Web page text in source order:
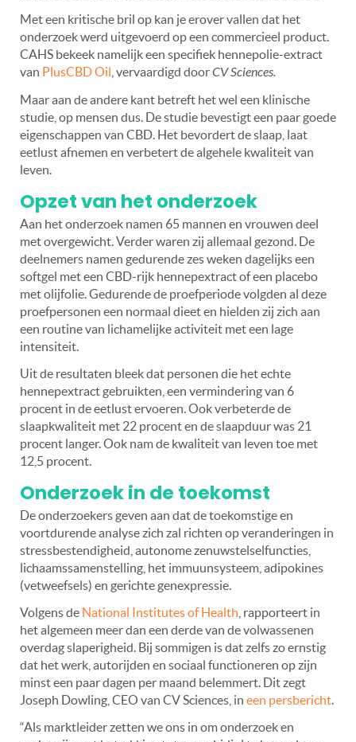
Met een kritische bril op kan je erover vallen dat het
onderzoek werd uitgevoerd op een commercieel product.
CAHS bekeek namelijkeen specifiek hennepolie-extract
van PlusCBD Oil vervaardigd doorCV Sciences.
Maar aan de andere kant betreft het wel een klinische
studie, op mensen dus. De studie bevestigt een paar goede
eigenschappen van CBD. Het bevordert de slaap, laat
eetlust afnemen en verbetert de algehele kwaliteit van
leven.
Opzet van het onderzoek
Aan het onderzoek namen 65 mannen en vrouwen deel
met overgewicht. Verder waren zij allemaal gezond. De
deelnemers namen gedurende zes weken dagelijks een
softgel met een CBD-rijk hennepextract of een placebo
met olijfolie. Gedurende de proefperiode volgden al deze
proefpersonen een normaal dieet en hielden zij zich aan
een routine van lichamelijke activiteit met een lage
intensiteit.
Uit de resultaten bleek dat personen die het echte
hennepextract gebruikten, een vermindering van 6
procent in de eetlust ervoeren. Ook verbeterde de
slaapkwaliteit met 22 procent en de slaapduur was 21
procent langer. Ook nam de kwaliteit van leven toe met
12,5 procent.
Onderzoek in de toekomst
De onderzoekers geven aan dat de toekomstige en
voortdurende analyse zich zal richten op veranderingen in
stressbestendigheid, autonome zenuwstelselfuncties,
lichaamssamenstelling, het immuunsysteem, adipokines
(vetweefsels) en gerichte genexpressie.
Volgens de National Institutes of Health , rapporteert in
het algemeen meer dan een derde van de volwassenen
overdag slaperigheid. Bij sommigen is dat zelfs zo ernstig
dat het werk, autorijden en sociaal functioneren op zijn
minst een paar dagen per maand belemmert. Dit zegt
Joseph Dowling, CEO van CV Sciences, in een persbericht.
“Als marktleider zetten we ons in om onderzoek en